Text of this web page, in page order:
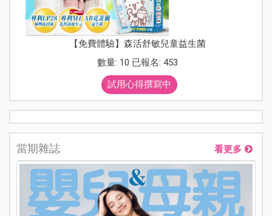
【免費體驗】森活舒敏兒童益生菌
數量: 10 已報名: 453
試用心得撰寫中
當期雜誌 看更多